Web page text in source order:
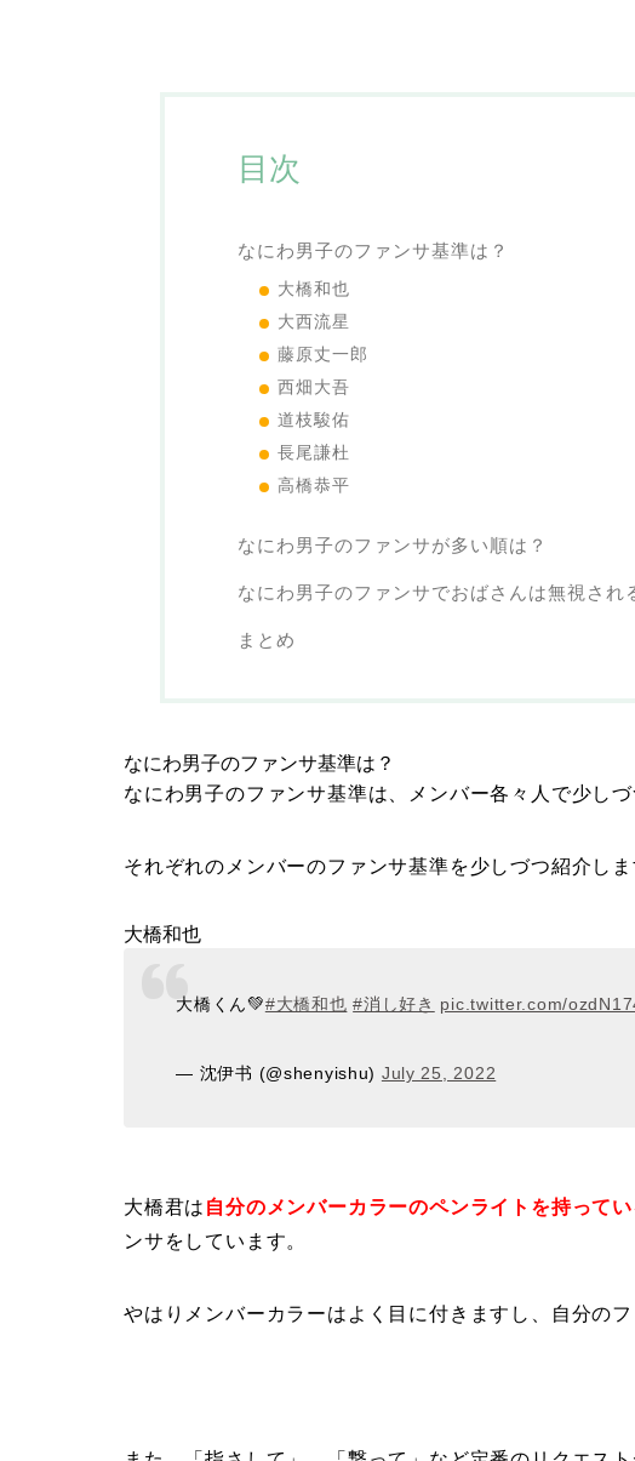
目次
なにわ男子のファンサ基準は？
大橋和也
大西流星
藤原丈一郎
西畑大吾
道枝駿佑
長尾謙杜
高橋恭平
なにわ男子のファンサが多い順は？
なにわ男子のファンサでおばさんは無視され
まとめ
なにわ男子のファンサ基準は？
なにわ男子のファンサ基準は、メンバー各々人で少しづ
それぞれのメンバーのファンサ基準を少しづつ紹介しま
大橋和也
大橋くん💚#大橋和也 #消し好き pic.twitter.com/
— 沈伊书 (@shenyishu) July 25, 2022
大橋君は 自分のメンバーカラーのペンライトを持って
ンサをしています。
やはりメンバーカラーはよく目に付きますし、自分の